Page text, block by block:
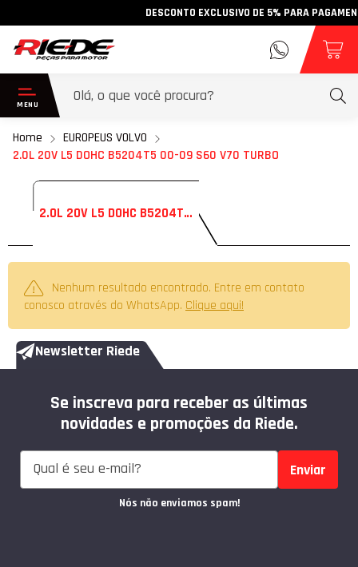
DESCONTO EXCLUSIVO DE 5% PARA
Home
EUROPEUS VOLVO
2.0L 20V L5 DOHC B5204T5 00-09 S60 V70 TURBO
2.0L 20V L5 DOHC B5204T5 00-09 S60 V70 TURBO
Nenhum resultado encontrado. Entre em contato
conosco através do WhatsApp. Clique aqui!
Newsletter Riede
Se inscreva para receber as últimas
novidades e promoções da Riede.
Enviar
Nós não enviamos spam!